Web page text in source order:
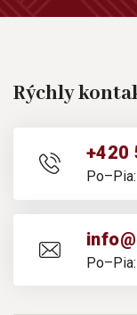
Rýchly
+420